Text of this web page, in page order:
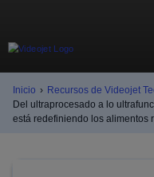
Inicio › Recursos de Videojet
Del ultraprocesado a lo
está redefiniendo los alimentos